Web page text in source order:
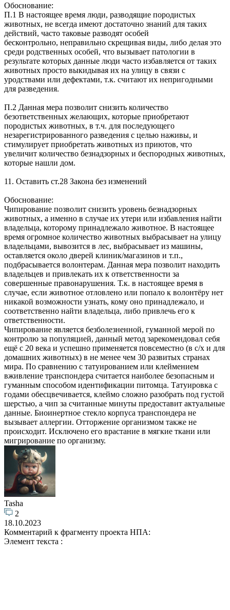
Обоснование:
П.1 В настоящее время люди, разводящие породистых
животных, не всегда имеют достаточно знаний для таких
действий, часто таковые разводят особей
бесконтрольно, неправильно скрещивая виды, либо делая это
среди родственных особей, что вызывает патологии в
результате которых данные люди часто избавляется от таких
животных просто выкидывая их на улицу в связи с
уродствами или дефектами, т.к. считают их непригодными
для разведения.
П.2 Данная мера позволит снизить количество
безответственных желающих, которые приобретают
породистых животных, в т.ч. для последующего
незарегистрированного разведения с целью наживы, и
стимулирует приобретать животных из приютов, что
увеличит количество безнадзорных и беспородных животных,
которые нашли дом.
11. Оставить ст.28 Закона без изменений
Обоснование:
Чипирование позволит снизить уровень безнадзорных
животных, а именно в случае их утери или избавления найти
владельца, которому принадлежало животное. В настоящее
время огромное количество животных выбрасывает на улицу
владельцами, вывозится в лес, выбрасывает из машины,
оставляется около дверей клиник/магазинов и т.п.,
подбрасывается волонтерам. Данная мера позволит находить
владельцев и привлекать их к ответственности за
совершенные правонарушения. Т.к. в настоящее время в
случае, если животное отловлено или попало к волонтёру нет
никакой возможности узнать, кому оно принадлежало, и
соответственно найти владельца, либо привлечь его к
ответственности.
Чипирование является безболезненной, гуманной мерой по
контролю за популяцией, данный метод зарекомендовал себя
ещё с 20 века и успешно применяется повсеместно (в с/х и для
домашних животных) в не менее чем 30 развитых странах
мира. По сравнению с татуированием или клеймением
вживление транспондера считается наиболее безопасным и
гуманным способом идентификации питомца. Татуировка с
годами обесцвечивается, клеймо сложно разобрать под густой
шерстью, а чип за считанные минуты предоставит актуальные
данные. Биоинертное стекло корпуса транспондера не
вызывает аллергии. Отторжение организмом также не
происходит. Исключено его врастание в мягкие ткани или
мигрирование по организму.
Tasha
2
18.10.2023
Комментарий к фрагменту проекта НПА:
Элемент текста :